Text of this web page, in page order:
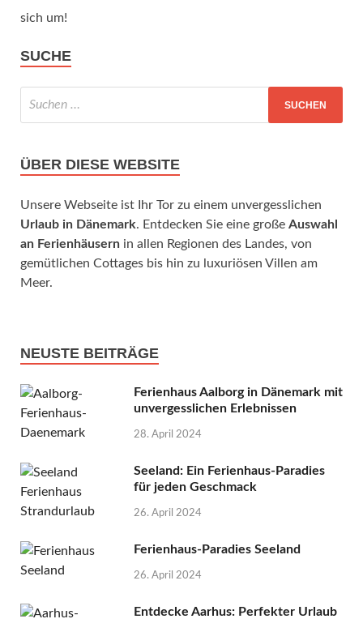
sich um!
SUCHE
ÜBER DIESE WEBSITE
Unsere Webseite ist Ihr Tor zu einem unvergesslichen
Urlaub in Dänemark. Entdecken Sie eine große Auswahl
an Ferienhäusern in allen Regionen des Landes, von
gemütlichen Cottages bis hin zu luxuriösen Villen am
Meer.
NEUSTE BEITRÄGE
Ferienhaus Aalborg in Dänemark mit
unvergesslichen Erlebnissen
28. April 2024
Seeland: Ein Ferienhaus-Paradies
für jeden Geschmack
26. April 2024
Ferienhaus-Paradies Seeland
26. April 2024
Entdecke Aarhus: Perfekter Urlaub